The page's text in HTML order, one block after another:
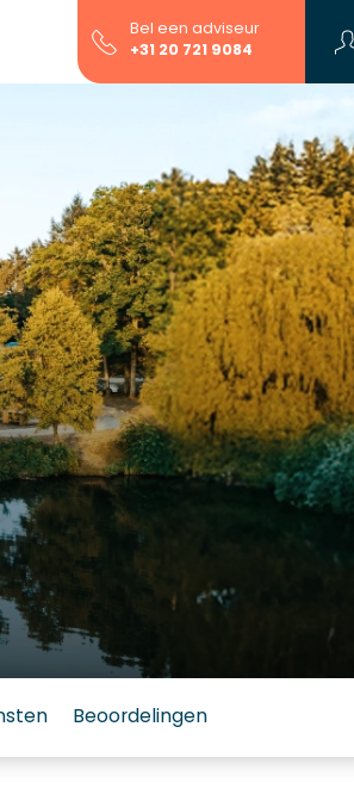
Bel een adviseur
+31 20 721 9084
Beoordelingen